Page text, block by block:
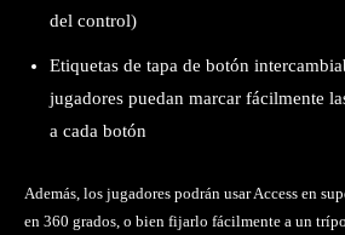
del control)
Etiquetas de tapa de botón
jugadores puedan marcar fácilmente
a cada botón
Además, los jugadores podrán usar Access en
en 360 grados, o bien fijarlo fácilmente a un